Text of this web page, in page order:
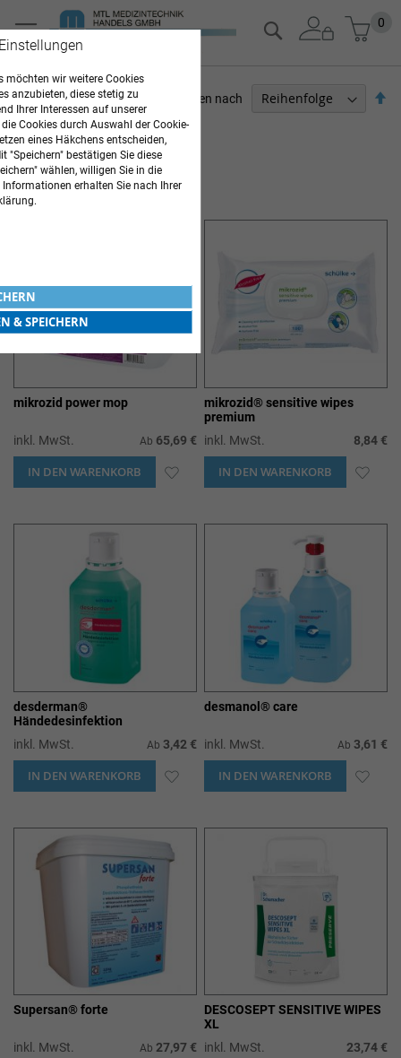
Zum
Inhalt
0
Suche
Artikel1- 12von32
Sortieren nach
DESINFEKTION & REINIGUNG
mikrozid power mop
inkl. MwSt. Ab 65,69 €
IN DEN WARENKORB ZUR
mikrozid® sensitive wipes
premium
inkl. MwSt.
8,84 €
IN DEN WARENKORB ZUR
desderman®
Händedesinfektion
inkl. MwSt.
Ab 3,42 €
IN DEN WARENKORB ZUR
desmanol® care
inkl. MwSt. Ab 3,61 €
IN DEN WARENKORB ZUR
Supersan® forte
inkl. MwSt. Ab 27,97 €
DESCOSEPT SENSITIVE WIPES
XL
inkl. MwSt.
23,74 €
PFLEGEBEDARF
möchten wir weitere Cookies
anzubieten, diese stetig zu
Ihrer Interessen auf unserer
Cookies durch Auswahl der Cookie-
eines Häkchens entscheiden,
"Speichern" bestätigen Sie diese
wählen, willigen Sie in die
erhalten Sie nach Ihrer
& SPEICHERN